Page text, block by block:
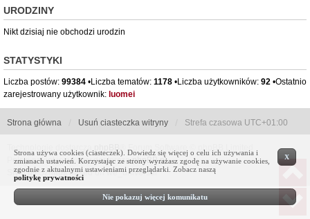
URODZINY
Nikt dzisiaj nie obchodzi urodzin
STATYSTYKI
Liczba postów: 99384 •Liczba tematów: 1178 •Liczba użytkowników: 92 •Ostatnio
zarejestrowany użytkownik: luomei
Strona główna Usuń ciasteczka witryny Strefa czasowa UTC+01:00
Technologię dostarcza phpBB ® Forum Software © phpBB Limited
Polski pakiet językowy dostarczaphpBB.pl
Style by Sznaps based on we_universal
X
Strona używa cookies (ciasteczek). Dowiedz się więcej o celu ich używania i
zmianach ustawień. Korzystając ze strony wyrażasz zgodę na używanie cookies,
zgodnie z aktualnymi ustawieniami przeglądarki. Zobacz naszą
politykę prywatności
Nie pokazuj więcej komunikatu